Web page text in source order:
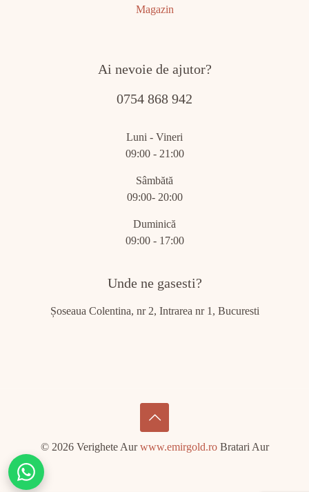
Magazin
Ai nevoie de ajutor?
0754 868 942
Luni - Vineri
09:00 - 21:00
Sâmbătă
09:00- 20:00
Duminică
09:00 - 17:00
Unde ne gasesti?
Șoseaua Colentina, nr 2, Intrarea nr 1, Bucuresti
© 2026 Verighete Aurwww.emirgold.roBratari Aur
Chat